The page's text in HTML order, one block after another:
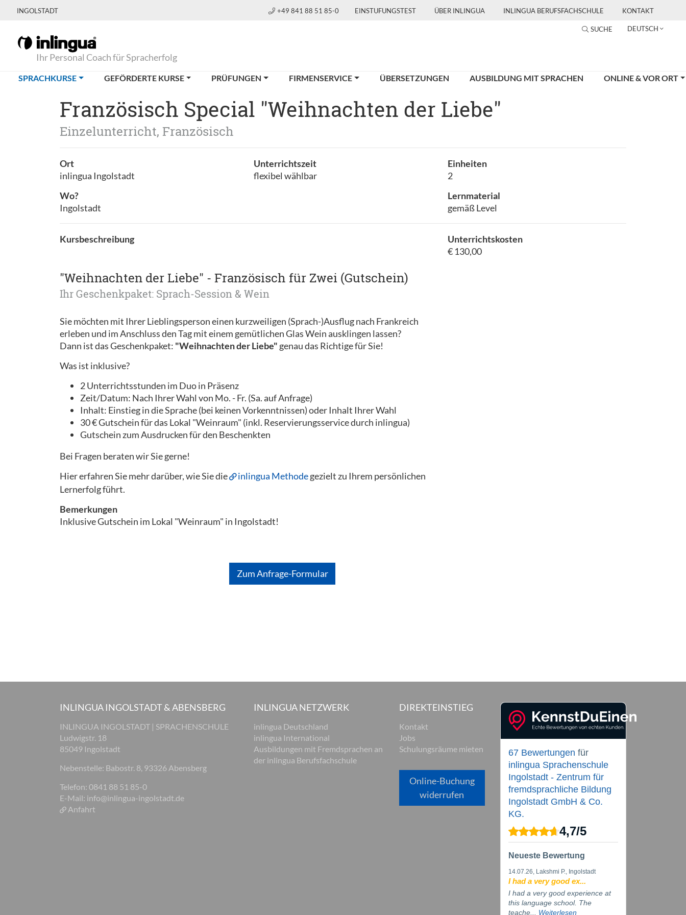
INGOLSTADT +49 841 88 51 85-0 EINSTUFUNGSTEST ÜBER INLINGUA INLINGUA BERUFSFACHSCHULE KONTAKT
SUCHE DEUTSCH
Ihr Personal Coach für Spracherfolg
SPRACHKURSE(CURRENT)GEFÖRDERTE KURSE PRÜFUNGEN FIRMENSERVICE ÜBERSETZUNGEN AUSBILDUNG MIT SPRACHEN ONLINE & VOR ORT
Französisch Special "Weihnachten der Liebe"
Einzelunterricht, Französisch
Ort
inlingua Ingolstadt
Wo?
Ingolstadt
Unterrichtszeit
flexibel wählbar
Einheiten
2
Lernmaterial
gemäß Level
Kursbeschreibung
"Weihnachten der Liebe" - Französisch für Zwei (Gutschein)
Ihr Geschenkpaket: Sprach-Session & Wein
Sie möchten mit Ihrer Lieblingsperson einen kurzweiligen (Sprach-)Ausflug nach Frankreich
erleben und im Anschluss den Tag mit einem gemütlichen Glas Wein ausklingen lassen?
Dann ist das Geschenkpaket: "Weihnachten der Liebe" genau das Richtige für Sie!
Was ist inklusive?
2 Unterrichtsstunden im Duo in Präsenz
Zeit/Datum: Nach Ihrer Wahl von Mo. - Fr. (Sa. auf Anfrage)
Inhalt: Einstieg in die Sprache (bei keinen Vorkenntnissen) oder Inhalt Ihrer Wahl
30 € Gutschein für das Lokal "Weinraum" (inkl. Reservierungsservice durch inlingua)
Gutschein zum Ausdrucken für den Beschenkten
Bei Fragen beraten wir Sie gerne!
Hier erfahren Sie mehr darüber, wie Sie die
inlingua Methodegezielt zu Ihrem persönlichen
Lernerfolg führt.
Bemerkungen
Inklusive Gutschein im Lokal "Weinraum" in Ingolstadt!
Unterrichtskosten
€ 130,00
Zum Anfrage-Formular
INLINGUA INGOLSTADT & ABENSBERG
INLINGUA INGOLSTADT | SPRACHENSCHULE
Ludwigstr. 18
85049 Ingolstadt
Nebenstelle: Babostr. 8, 93326 Abensberg
Telefon: 0841 88 51 85-0
E-Mail: info@inlingua-ingolstadt.de
Anfahrt
INLINGUA NETZWERK
inlingua Deutschland
inlingua International
Ausbildungen mit Fremdsprachen an
der inlingua Berufsfachschule
DIREKTEINSTIEG
Kontakt
Jobs
Schulungsräume mieten
Online-Buchung
widerrufen
67 Bewertungen für
inlingua Sprachenschule
Ingolstadt - Zentrum für
fremdsprachliche Bildung
Ingolstadt GmbH & Co.
KG.
4,7/5
Neueste Bewertung
14.07.26, Lakshmi P., Ingolstadt
I had a very good ex...
I had a very good experience at
this language school. The
teache... Weiterlesen